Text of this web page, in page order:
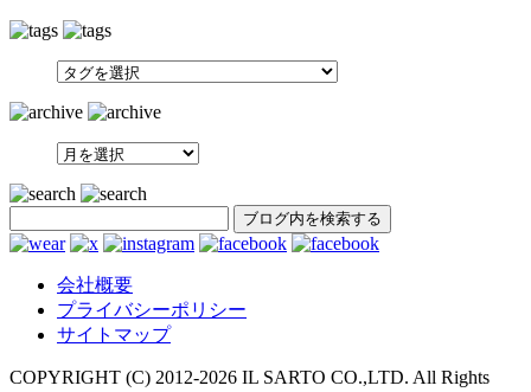
SEARCH
会社概要
プライバシーポリシー
サイトマップ
COPYRIGHT (C) 2012-2026 IL SARTO CO.,LTD. All Rights